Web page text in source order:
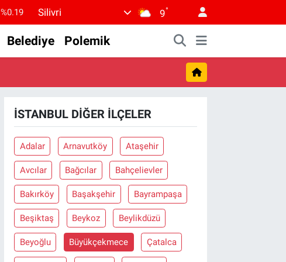
%0.19
%0.18
%0.02
Silivri 9°
Belediye Polemik
İSTANBUL DIĞER İLÇELER
Adalar Arnavutköy Ataşehir
Avcılar Bağcılar Bahçelievler
Bakırköy Başakşehir Bayrampaşa
Beşiktaş Beykoz Beylikdüzü
Beyoğlu Büyükçekmece Çatalca